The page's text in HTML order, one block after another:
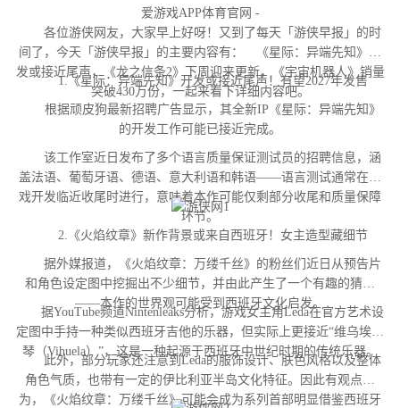
爱游戏APP体育官网 -
各位游侠网友，大家早上好呀！又到了每天「游侠早报」的时
间了，今天「游侠早报」的主要内容有： 《星际：异端先知》开
发或接近尾声，《龙之信条2》下周迎来更新，《宇宙机器人》销量
突破430万份，一起来看下详细内容吧。
1.《星际：异端先知》开发或接近尾声！有望2027年发售
根据顽皮狗最新招聘广告显示，其全新IP《星际：异端先知》
的开发工作可能已接近完成。
该工作室近日发布了多个语言质量保证测试员的招聘信息，涵
盖法语、葡萄牙语、德语、意大利语和韩语——语言测试通常在游
戏开发临近收尾时进行，意味着本作可能仅剩部分收尾和质量保障
环节。
2.《火焰纹章》新作背景或来自西班牙！女主造型藏细节
据外媒报道，《火焰纹章：万缕千丝》的粉丝们近日从预告片
和角色设定图中挖掘出不少细节，并由此产生了一个有趣的猜测
——本作的世界观可能受到西班牙文化启发。
据YouTube频道Nintenleaks分析，游戏女主角Leda在官方艺术设
定图中手持一种类似西班牙吉他的乐器，但实际上更接近“维乌埃拉
琴（Vihuela）”，这是一种起源于西班牙中世纪时期的传统乐器。
此外，部分玩家还注意到Leda的服饰设计、肤色风格以及整体
角色气质，也带有一定的伊比利亚半岛文化特征。因此有观点认
为，《火焰纹章：万缕千丝》可能会成为系列首部明显借鉴西班牙